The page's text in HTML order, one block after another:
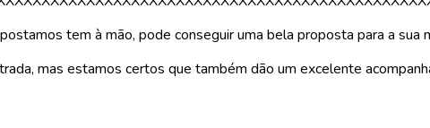
tem à mão, pode conseguir uma bela proposta para a
mas estamos certos que também dão um excelente